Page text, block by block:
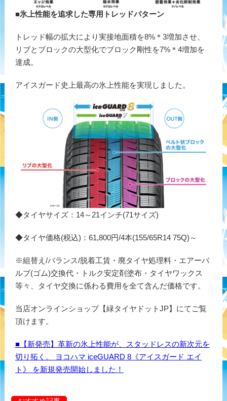
■氷上性能を追求した専用トレッドパターン
トレッド幅の拡大により実接地面積を8%＊3増加させ、
リブとブロックの大型化でブロック剛性を7%＊4増加を
達成。
アイスガード史上最高の氷上性能を実現しました。
◆タイヤサイズ：14～21インチ(71サイズ)
◆タイヤ価格(税込)：61,800円/4本(155/65R14 75Q)～
※組替え/バランス/脱着工賃・廃タイヤ処理料・エアーバ
ルブ(ゴム)交換代・トルク安定剤塗布・タイヤワックス
等々、タイヤ交換に係わる費用を全て含んだ価格です。
当店オンラインショップ【緑タイヤドットJP】にてご覧
頂けます。
■【新発売】革新の氷上性能が、スタッドレスの新次元を
切り拓く。 ヨコハマ iceGUARD 8《アイスガード エイ
ト》 を新規発売開始しました！